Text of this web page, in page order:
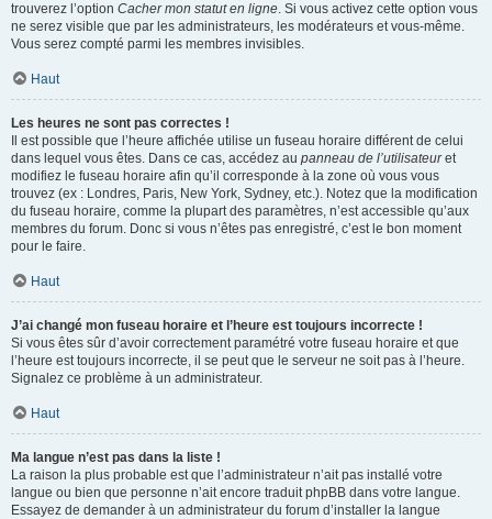
trouverez l’option Cacher mon statut en ligne. Si vous activez cette option vous
ne serez visible que par les administrateurs, les modérateurs et vous-même.
Vous serez compté parmi les membres invisibles.
Haut
Les heures ne sont pas correctes !
Il est possible que l’heure affichée utilise un fuseau horaire différent de celui
dans lequel vous êtes. Dans ce cas, accédez au panneau de l’utilisateuret
modifiez le fuseau horaire afin qu’il corresponde à la zone où vous vous
trouvez (ex : Londres, Paris, New York, Sydney, etc.). Notez que la modification
du fuseau horaire, comme la plupart des paramètres, n’est accessible qu’aux
membres du forum. Donc si vous n’êtes pas enregistré, c’est le bon moment
pour le faire.
Haut
J’ai changé mon fuseau horaire et l’heure est toujours incorrecte !
Si vous êtes sûr d’avoir correctement paramétré votre fuseau horaire et que
l’heure est toujours incorrecte, il se peut que le serveur ne soit pas à l’heure.
Signalez ce problème à un administrateur.
Haut
Ma langue n’est pas dans la liste !
La raison la plus probable est que l’administrateur n’ait pas installé votre
langue ou bien que personne n’ait encore traduit phpBB dans votre langue.
Essayez de demander à un administrateur du forum d’installer la langue